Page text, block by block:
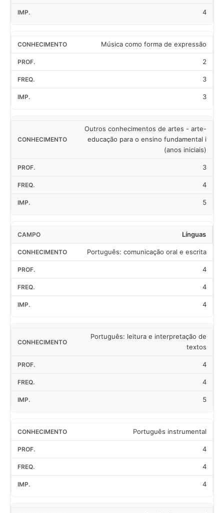
4
Música como forma de expressão
2
3
3
Outros conhecimentos de artes - arte-
educação para o ensino fundamental i
(anos iniciais)
3
4
5
Línguas
Português: comunicação oral e escrita
4
4
4
Português: leitura e interpretação de
textos
4
4
5
Português instrumental
4
4
4